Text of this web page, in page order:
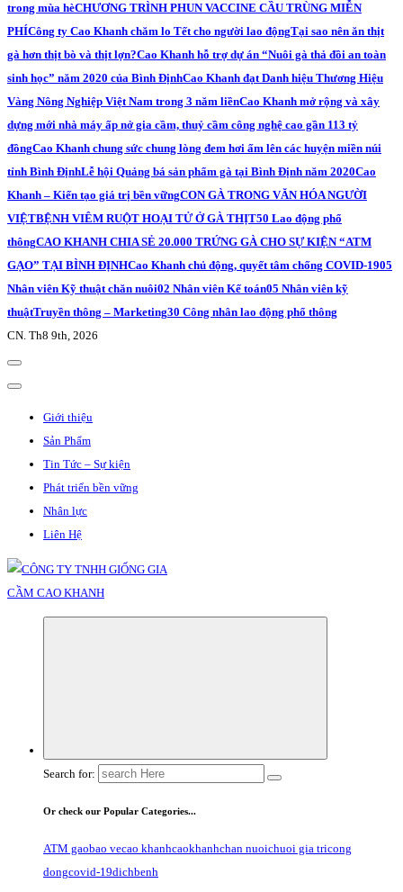
trong mùa hèCHƯƠNG TRÌNH PHUN VACCINE CẦU TRÙNG MIỄN
PHÍCông ty Cao Khanh chăm lo Tết cho người lao độngTại sao nên ăn thịt
gà hơn thịt bò và thịt lợn?Cao Khanh hỗ trợ dự án “Nuôi gà thả đồi an toàn
sinh học” năm 2020 của Bình ĐịnhCao Khanh đạt Danh hiệu Thương Hiệu
Vàng Nông Nghiệp Việt Nam trong 3 năm liềnCao Khanh mở rộng và xây
dựng mới nhà máy ấp nở gia cầm, thuỷ cầm công nghệ cao gần 113 tỷ
đồngCao Khanh chung sức chung lòng đem hơi ấm lên các huyện miền núi
tỉnh Bình ĐịnhLễ hội Quảng bá sản phẩm gà tại Bình Định năm 2020Cao
Khanh – Kiến tạo giá trị bền vữngCON GÀ TRONG VĂN HÓA NGƯỜI
VIỆTBỆNH VIÊM RUỘT HOẠI TỬ Ở GÀ THỊT50 Lao động phổ
thôngCAO KHANH CHIA SẺ 20.000 TRỨNG GÀ CHO SỰ KIỆN “ATM
GẠO” TẠI BÌNH ĐỊNHCao Khanh chủ động, quyết tâm chống COVID-1905
Nhân viên Kỹ thuật chăn nuôi02 Nhân viên Kế toán05 Nhân viên kỹ
thuậtTruyền thông – Marketing30 Công nhân lao động phổ thông
CN. Th8 9th, 2026
Giới thiệu
Sản Phẩm
Tin Tức – Sự kiện
Phát triển bền vững
Nhân lực
Liên Hệ
Search for:
Or check our Popular Categories...
ATM gaobao vecao khanhcaokhanhchan nuoichuoi gia tricong
dongcovid-19dichbenh